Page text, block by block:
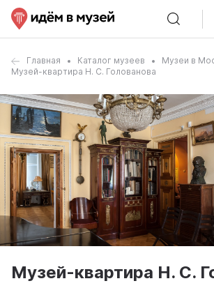
Главная Каталог музеев
Музеи в
Музей-квартира Н. С. Голованова
Музей-квартира Н. С.